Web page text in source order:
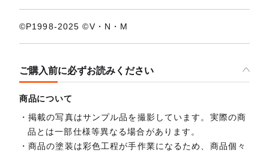
©P1998-2025 ©V・N・M
ご購入前に必ずお読みください
商品について
掲載の写真はサンプル品を撮影しています。実際の商
品とは一部仕様等異なる場合があります。
商品の塗装は彩色工程が手作業になるため、商品個々